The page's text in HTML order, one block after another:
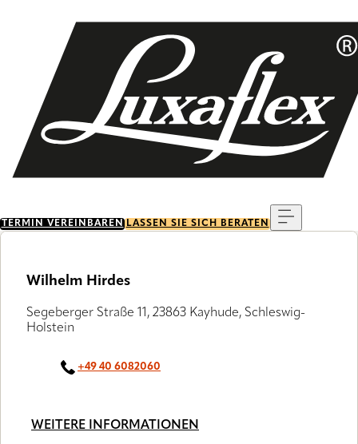
TERMIN VEREINBAREN LASSEN SIE SICH BERATEN
Wilhelm Hirdes
Segeberger Straße 11, 23863 Kayhude, Schleswig-
Holstein
+49 40 6082060
WEITERE INFORMATIONEN